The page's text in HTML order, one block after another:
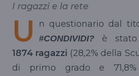
I ragazzi e la rete
U n questionario dal
#CONDIVIDI? è stato
1874 ragazzi (28,2% della
di primo grado e